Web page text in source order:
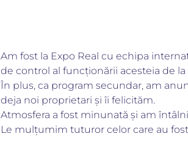
Am fost la Expo Real cu echipa
de control al funcționării acesteia de
În plus, ca program secundar, am
deja noi proprietari și îi felicităm.
Atmosfera a fost minunată și am
Le mulțumim tuturor celor care au